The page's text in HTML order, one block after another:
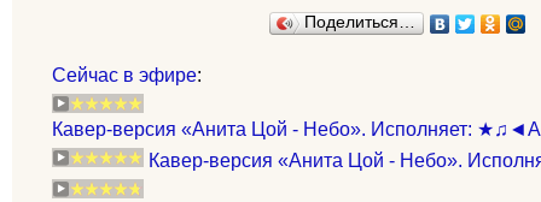
Поделиться…
Сейчас в эфире:
Кавер-версия «Анита Цой - Небо». Исполняет:
Кавер-версия «Анита Цой - Небо».